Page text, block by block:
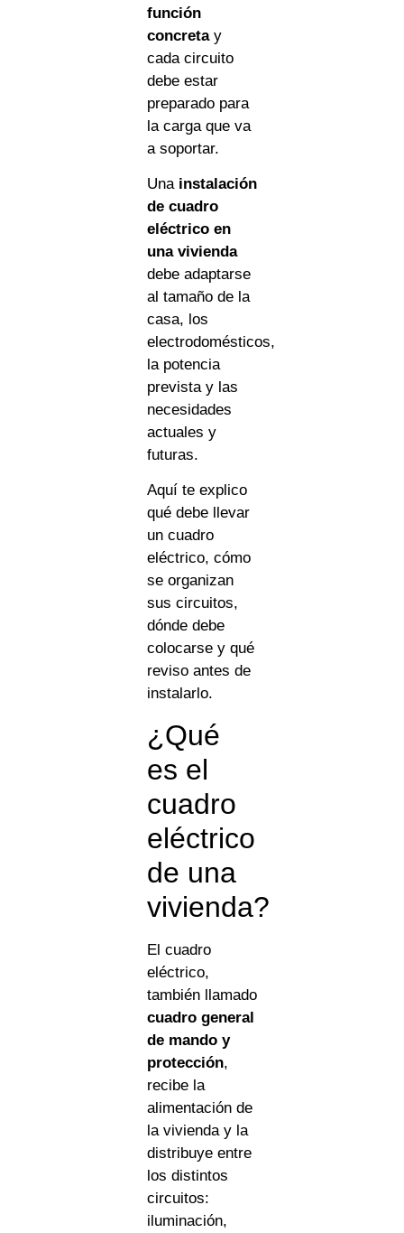
función
concretay
cada circuito
debe estar
preparado para
la carga que va
a soportar.
Una instalación
de cuadro
eléctrico en
una vivienda
debe adaptarse
al tamaño de la
casa, los
electrodomésticos,
la potencia
prevista y las
necesidades
actuales y
futuras.
Aquí te explico
qué debe llevar
un cuadro
eléctrico, cómo
se organizan
sus circuitos,
dónde debe
colocarse y qué
reviso antes de
instalarlo.
¿Qué
es el
cuadro
eléctrico
de una
vivienda?
El cuadro
eléctrico,
también llamado
cuadro general
de mando y
protección,
recibe la
alimentación de
la vivienda y la
distribuye entre
los distintos
circuitos:
iluminación,